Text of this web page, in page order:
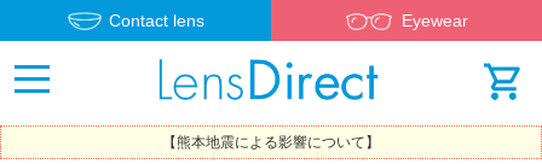
Contact lens Eyewear
【熊本地震による影響について】